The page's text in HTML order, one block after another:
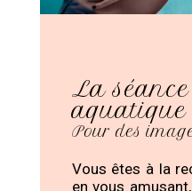
La
aquatique
Pour des
Vous êtes à la
en vous